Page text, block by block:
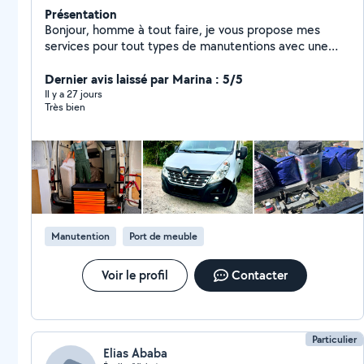
Présentation
Bonjour, homme à tout faire, je vous propose mes
services pour tout types de manutentions avec une
sur 24h à Lyon et dans toute la France. ️Avec ou sans
main d'œuvre et possibilité de changer de pays. Vous
pouvez me joindre à n'importe quel moment.
Dernier avis laissé par Marina : 5/5
Il y a 27 jours
Très bien
Manutention Port de meuble
Voir le profil Contacter
Particulier
Elias Ababa